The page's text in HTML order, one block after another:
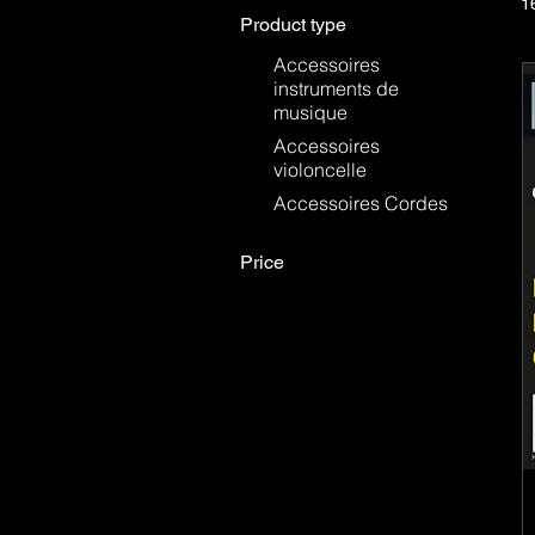
exemple,
intonation
Product type
Accessoires
instruments de
musique
Accessoires
violoncelle
Accessoires Cordes
Price